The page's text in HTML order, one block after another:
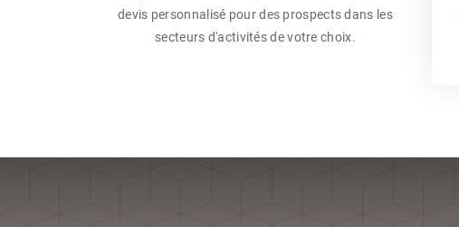
devis personnalisé pour des prospects dans les
secteurs d'activités de votre choix.